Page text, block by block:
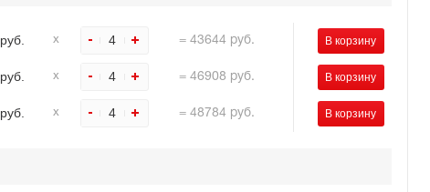
руб. х 4 = 43644 руб.
руб. х 4 = 46908 руб.
руб. х 4 = 48784 руб.